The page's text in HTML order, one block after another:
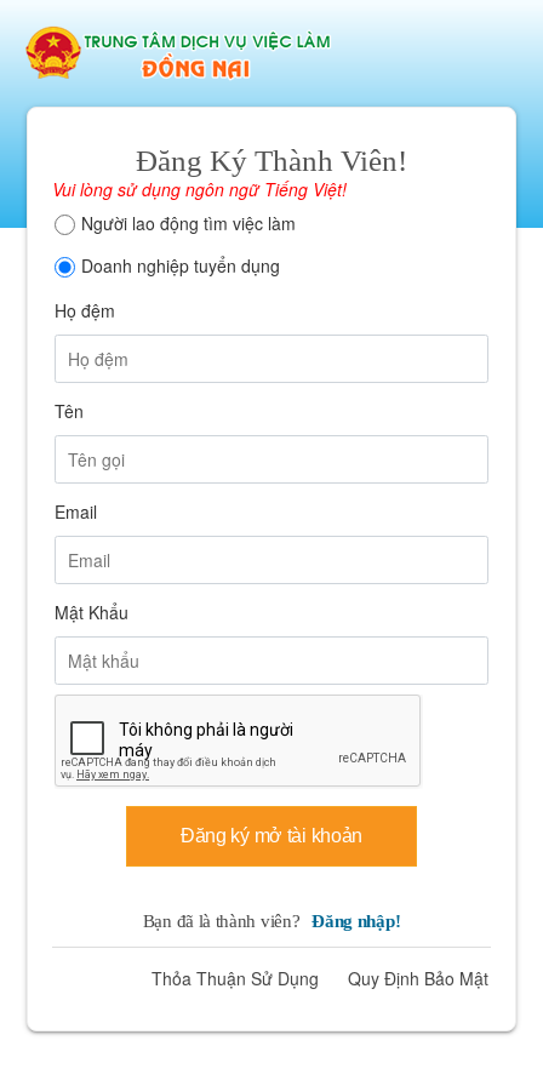
Đăng Ký Thành Viên!
Vui lòng sử dụng ngôn ngữ Tiếng Việt!
Người lao động tìm việc làm
Doanh nghiệp tuyển dụng
Họ đệm
Tên
Email
Mật Khẩu
Đăng ký mở tài khoản
Bạn đã là thành viên? Đăng nhập!
Thỏa Thuận Sử Dụng Quy Định Bảo Mật